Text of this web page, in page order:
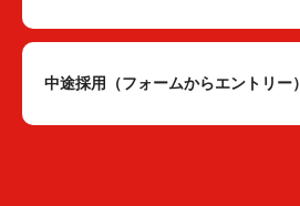
中途採用（フォームからエントリー）